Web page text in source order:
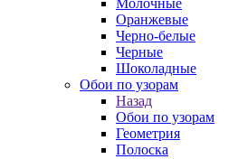
Молочные
Оранжевые
Черно-белые
Черные
Шоколадные
Обои по узорам
Назад
Обои по узорам
Геометрия
Полоска